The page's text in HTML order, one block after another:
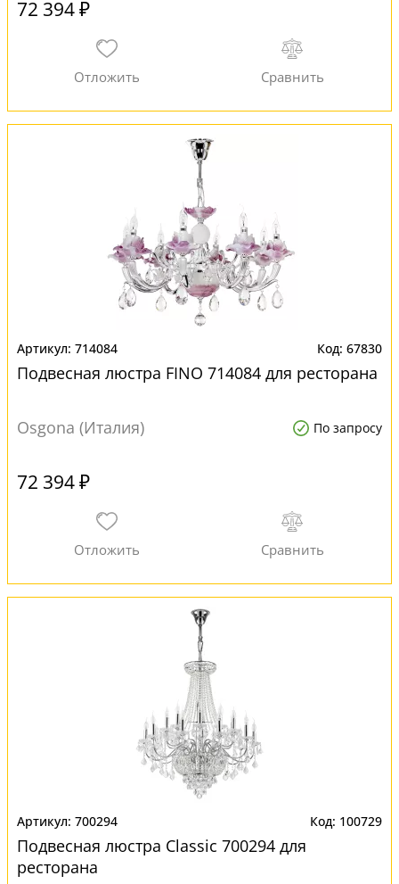
72 394 ₽
714084 67830
Подвесная люстра FINO 714084 для ресторана
Osgona (Италия) По запросу
72 394 ₽
700294 100729
Подвесная люстра Classic 700294 для
ресторана